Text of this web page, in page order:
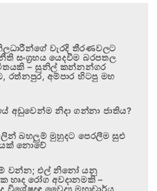
වැරදි තීරණවලට
සංග්‍රහය යෙදවීම බරපතල
– සුනිල් කන්නන්ගර
රත්නපුර, අම්පාර හිටපු මහ
අඩුවෙන්ම නිදා ගන්නා ජාතිය?
බහලුම් මුහුදට පෙරලීම සුළු
නොවේ
වන්න; එල් නිනෝ යනු
හෘද රෝග අවදානමකි –